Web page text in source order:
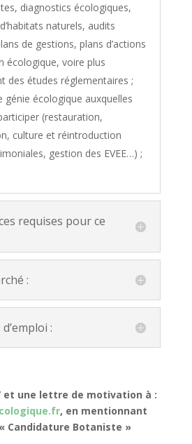
diagnostics écologiques,
naturels, audits
de gestions, plans d’actions
écologique, voire plus
des études réglementaires ;
génie écologique auxquelles
(restauration,
culture et réintroduction
gestion des EVEE…) ;
requises pour ce
:
:
et une lettre de motivation à :
, en mentionnant
Candidature Botaniste »